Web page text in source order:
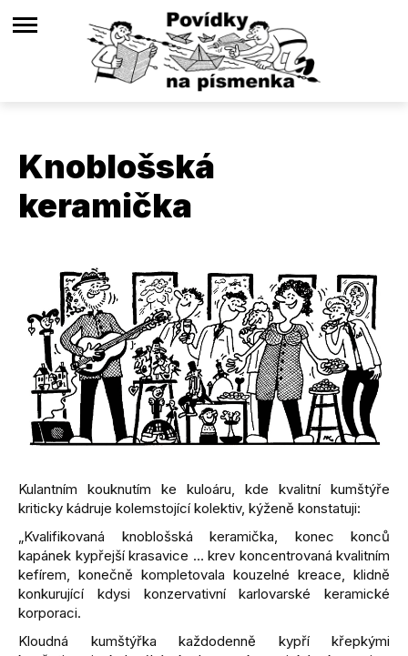
Knoblošská
keramička
Kulantním kouknutím ke kuloáru, kde kvalitní kumštýře
kriticky kádruje kolemstojící kolektiv, kýženě konstatuji:
„Kvalifikovaná knoblošská keramička, konec konců
kapánek kypřejší krasavice … krev koncentrovaná kvalitním
kefírem, konečně kompletovala kouzelné kreace, klidně
konkurující kdysi konzervativní karlovarské keramické
korporaci.
Kloudná kumštýřka každodenně kypří křepkými